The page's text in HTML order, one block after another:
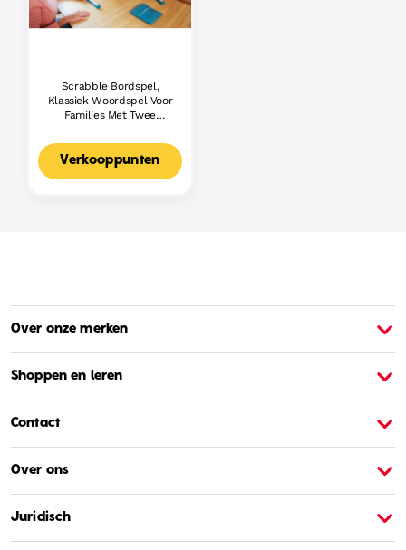
Scrabble Bordspel,
Klassiek Woordspel Voor
Families Met Twee
Voor 2-4 Spelers,
Nederlandse Editie
Verkooppunten
Over onze merken
Shoppen en leren
Contact
Over ons
Juridisch